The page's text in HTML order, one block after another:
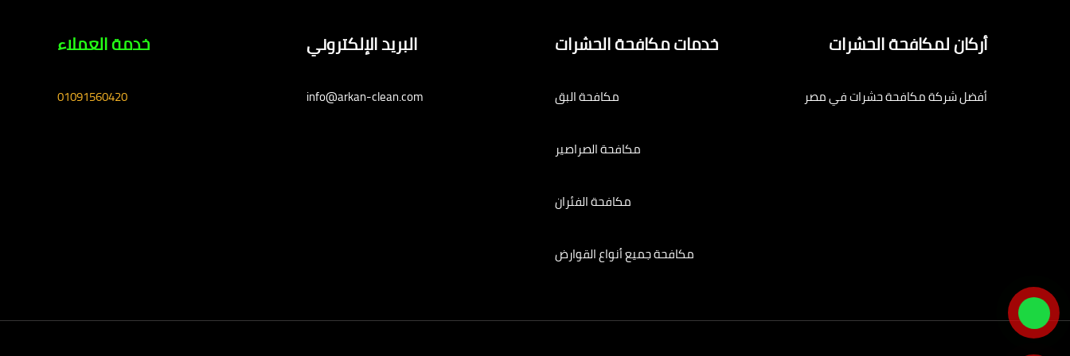
أركان لمكافحة الحشرات
أفضل شركة مكافحة حشرات في مصر
خدمات مكافحة الحشرات
مكافحة البق
مكافحة الصراصير
مكافحة الفئران
مكافحة جميع أنواع القوارض
البريد الإلكتروني
info@arkan-clean.com
خدمة العملاء
01091560420